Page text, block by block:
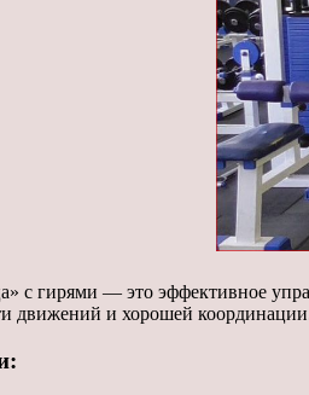
с гирями — это эффективное
движений и хорошей